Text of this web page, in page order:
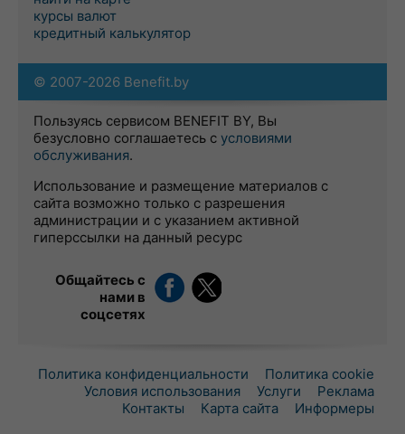
курсы валют
кредитный калькулятор
© 2007-2026 Benefit.by
Пользуясь сервисом BENEFIT BY, Вы
безусловно соглашаетесь с условиями
обслуживания.
Использование и размещение материалов с
сайта возможно только с разрешения
администрации и с указанием активной
гиперссылки на данный ресурс
Общайтесь с
нами в
соцсетях
Политика конфиденциальности
Политика cookie
Условия использования
Услуги
Реклама
Контакты
Карта сайта Информеры